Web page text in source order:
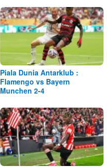
Piala Dunia Antarklub :
Flamengo vs Bayern
Munchen 2-4